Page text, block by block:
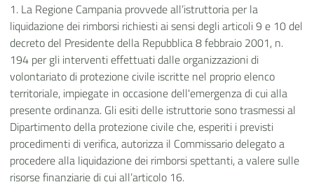
1. La Regione Campania provvede all’istruttoria per la
liquidazione dei rimborsi richiesti ai sensi degli articoli 9 e 10 del
decreto del Presidente della Repubblica 8 febbraio 2001, n.
194 per gli interventi effettuati dalle organizzazioni di
volontariato di protezione civile iscritte nel proprio elenco
territoriale, impiegate in occasione dell'emergenza di cui alla
presente ordinanza. Gli esiti delle istruttorie sono trasmessi al
Dipartimento della protezione civile che, esperiti i previsti
procedimenti di verifica, autorizza il Commissario delegato a
procedere alla liquidazione dei rimborsi spettanti, a valere sulle
risorse finanziarie di cui all’articolo 16.